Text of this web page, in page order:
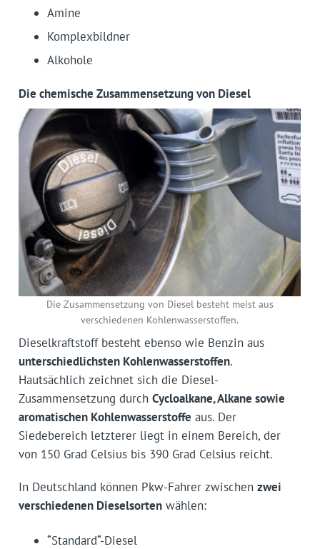
Amine
Komplexbildner
Alkohole
Die chemische Zusammensetzung von Diesel
Die Zusammensetzung von Diesel besteht meist aus
verschiedenen Kohlenwasserstoffen.
Dieselkraftstoff besteht ebenso wie Benzin aus
unterschiedlichsten Kohlenwasserstoffen.
Hautsächlich zeichnet sich die Diesel-
Zusammensetzung durch Cycloalkane, Alkane sowie
aromatischen Kohlenwasserstoffe aus. Der
Siedebereich letzterer liegt in einem Bereich, der
von 150 Grad Celsius bis 390 Grad Celsius reicht.
In Deutschland können Pkw-Fahrer zwischen zwei
verschiedenen Dieselsortenwählen:
“Standard“-Diesel